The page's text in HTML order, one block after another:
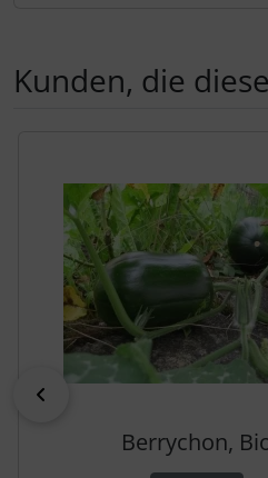
Kunden, die
Berrychon,